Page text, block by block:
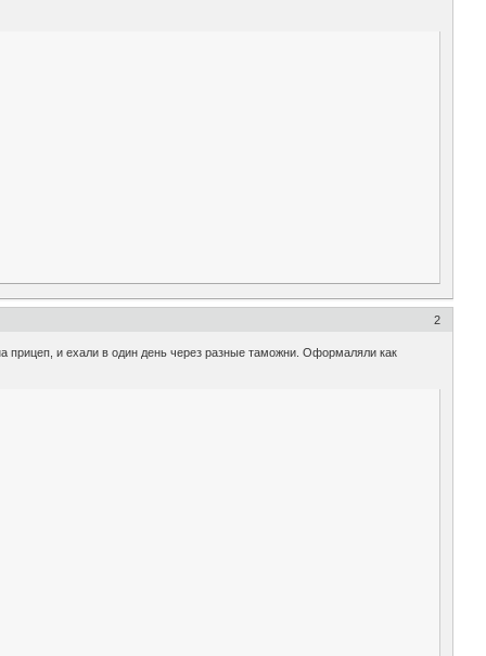
2
прицеп, и ехали в один день через разные таможни. Оформаляли как